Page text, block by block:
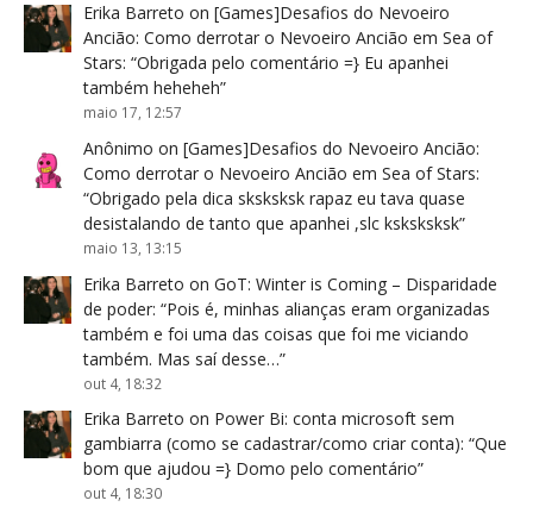
Erika Barreto on [Games]Desafios do Nevoeiro
Ancião: Como derrotar o Nevoeiro Ancião em Sea of
Stars: “Obrigada pelo comentário =} Eu apanhei
também heheheh”
maio 17, 12:57
Anônimo on [Games]Desafios do Nevoeiro Ancião:
Como derrotar o Nevoeiro Ancião em Sea of Stars:
“Obrigado pela dica sksksksk rapaz eu tava quase
desistalando de tanto que apanhei ,slc ksksksksk”
maio 13, 13:15
Erika Barreto on GoT: Winter is Coming – Disparidade
de poder: “Pois é, minhas alianças eram organizadas
também e foi uma das coisas que foi me viciando
também. Mas saí desse…”
out 4, 18:32
Erika Barreto on Power Bi: conta microsoft sem
gambiarra (como se cadastrar/como criar conta): “Que
bom que ajudou =} Domo pelo comentário”
out 4, 18:30